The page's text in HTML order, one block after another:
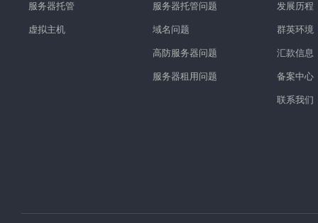
服务器托管
虚拟主机
服务器托管问题
域名问题
高防服务器问题
服务器租用问题
发展历程
群英环境
汇款信息
备案中心
联系我们